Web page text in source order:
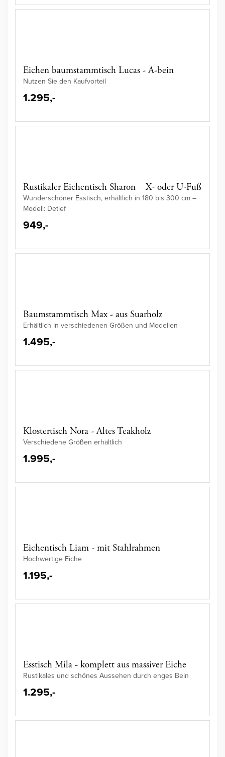
Eichen baumstammtisch Lucas - A-bein
Nutzen Sie den Kaufvorteil
1.295,-
Rustikaler Eichentisch Sharon – X- oder U-Fuß
Wunderschöner Esstisch, erhältlich in 180 bis 300 cm –
Modell: Detlef
949,-
Baumstammtisch Max - aus Suarholz
Erhältlich in verschiedenen Größen und Modellen
1.495,-
Klostertisch Nora - Altes Teakholz
Verschiedene Größen erhältlich
1.995,-
Eichentisch Liam - mit Stahlrahmen
Hochwertige Eiche
1.195,-
Esstisch Mila - komplett aus massiver Eiche
Rustikales und schönes Aussehen durch enges Bein
1.295,-